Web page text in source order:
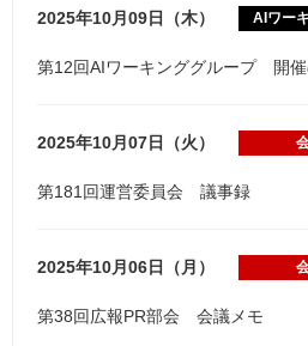
2025年10月09日（木） AIワー
第12回AIワーキンググループ 開催
2025年10月07日（火）
第181回運営委員会 議事録
2025年10月06日（月）
第38回広報PR部会 会議メモ